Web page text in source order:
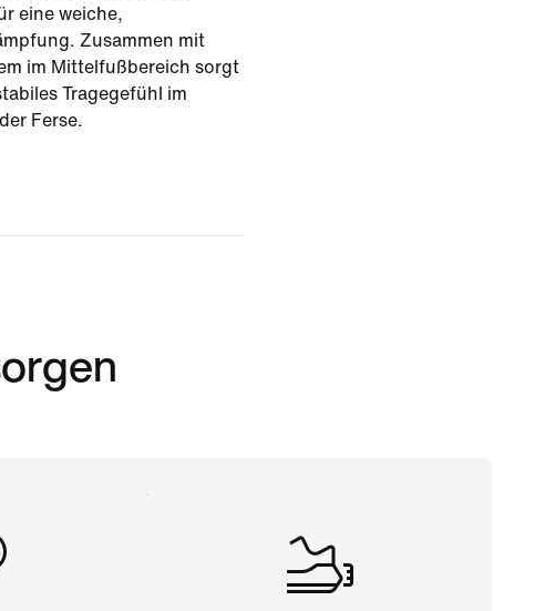
eine weiche,
Zusammen mit
im Mittelfußbereich sorgt
Tragegefühl im
Ferse.